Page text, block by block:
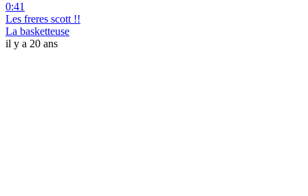
0:41
Les freres scott !!
La basketteuse
il y a 20 ans